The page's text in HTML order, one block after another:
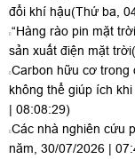
đổi khí hậu(Thứ ba,
“Hàng rào pin mặt
sản xuất điện mặt trời
Carbon hữu cơ trong
không thể giúp ích
| 08:08:29)
Các nhà nghiên cứu
năm, 30/07/2026 |